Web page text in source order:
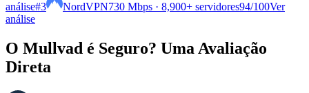
análise#3 NordVPN730 Mbps · 8,900+ servidores94/100Ver
análise
O Mullvad é Seguro? Uma Avaliação
Direta